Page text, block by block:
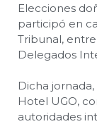
Elecciones
participó en
Tribunal,
Delegados
Dicha
Hotel UGO,
autoridades